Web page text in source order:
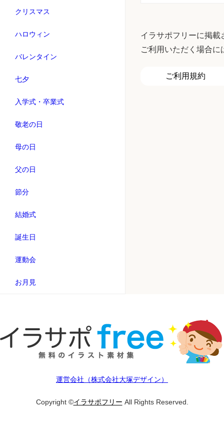
クリスマス
ハロウィン
バレンタイン
七夕
入学式・卒業式
敬老の日
母の日
父の日
節分
結婚式
誕生日
運動会
お月見
イラサポフリーに掲
ご利用いただく場合に
ご利用規約
運営会社（株式会社大塚デザイン）
Copyright ©イラサポフリー All Rights Reserved.